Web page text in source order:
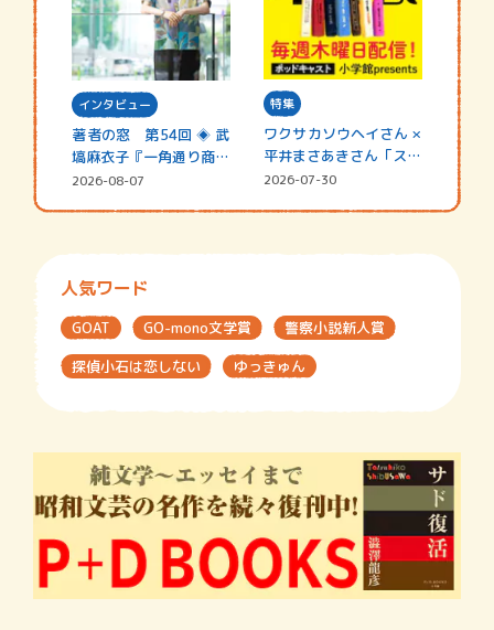
インタビュー
著者の窓 第54回 ◈ 武
塙麻衣子『一角通り商店
街の…
2026-08-07
特集
ワクサカソウヘイさん ×
平井まさあきさん「スペ
シャ…
2026-07-30
人気ワード
GOAT GO-mono文学賞
警察小説新人賞
探偵小石は恋しない
ゆっきゅん